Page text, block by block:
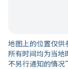
地图上的位置仅供
所有时间均为当
不另行通知的情况